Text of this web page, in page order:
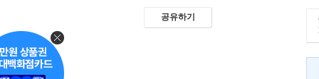
공유하기